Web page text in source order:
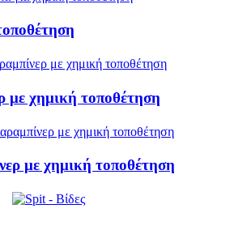
με χημική τοποθέτηση
με χημική τοποθέτηση